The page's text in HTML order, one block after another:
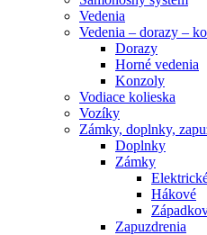
Vedenia
Vedenia – dorazy –
Dorazy
Horné vedenia
Konzoly
Vodiace kolieska
Vozíky
Zámky, doplnky,
Doplnky
Zámky
Hákové
Zapuzdrenia